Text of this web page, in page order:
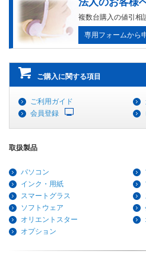
複数台購入の値引相
専用フォームから
ご購入に関する項目
ご利用ガイド
会員登録
取扱製品
パソコン
インク・用紙
スマートグラス
ソフトウェア
オリエントスター
オプション